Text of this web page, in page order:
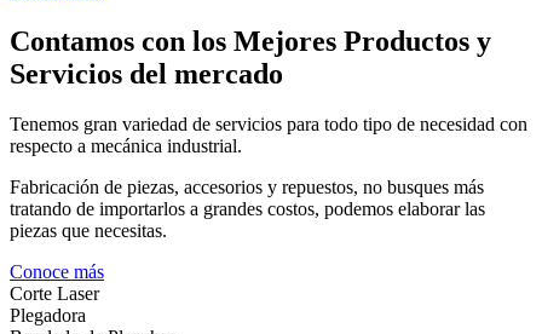
Contamos con los Mejores Productos y
Servicios del mercado
Tenemos gran variedad de servicios para todo tipo de necesidad con
respecto a mecánica industrial.
Fabricación de piezas, accesorios y repuestos, no busques más
tratando de importarlos a grandes costos, podemos elaborar las
piezas que necesitas.
Conoce más
Corte Laser
Plegadora